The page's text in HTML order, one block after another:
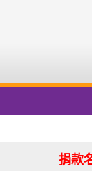
捐款